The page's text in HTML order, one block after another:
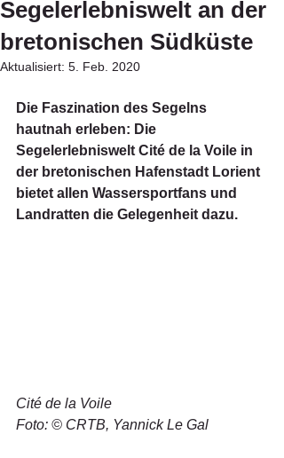
Segelerlebniswelt an der
bretonischen Südküste
Aktualisiert: 5. Feb. 2020
Die Faszination des Segelns
hautnah erleben: Die
Segelerlebniswelt Cité de la Voile in
der bretonischen Hafenstadt Lorient
bietet allen Wassersportfans und
Landratten die Gelegenheit dazu.
Cité de la Voile
Foto: © CRTB, Yannick Le Gal